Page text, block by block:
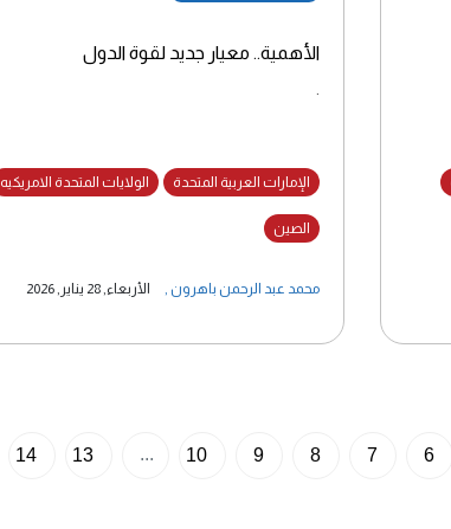
الأهمية.. معيار جديد لقوة الدول
.
محمد عبد الرحمن باهرون , الأربعاء, 28 يناير, 2026
الإمارات العربية المتحدة الولايات المتحدة الامريكيه
الصين
6
7
8
9
10
...
13
14